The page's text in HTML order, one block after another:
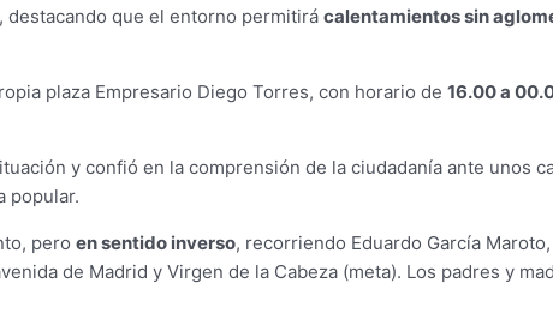
destacando que el entorno permitirá calentamientos sin
plaza Empresario Diego Torres, con horario de 16.00 a
y confió en la comprensión de la ciudadanía ante unos
popular.
pero en sentido inverso, recorriendo Eduardo García
de Madrid y Virgen de la Cabeza (meta). Los padres y